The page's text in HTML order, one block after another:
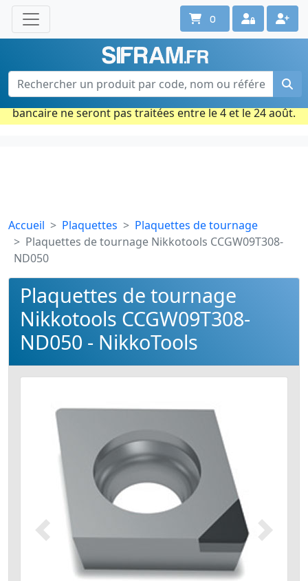
Une question ? Un conseil ?
Contactez-nous au 02 40 92 17 71
Ouvert du lun. au vend. de 08h à 18h
Période estivale : Les commandes prises par carte
bancaire ne seront pas traitées entre le 4 et le 24 août.
0
Accueil Plaquettes
Plaquettes de tournage
Plaquettes de tournage Nikkotools CCGW09T308-
ND050
Plaquettes de tournage
Nikkotools CCGW09T308-
ND050 - NikkoTools
Précédent Suivant